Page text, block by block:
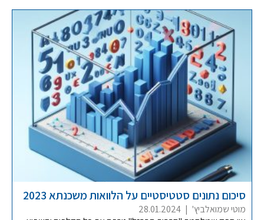
סיכום נתונים סטטיסטיים על הלוואות משכנתא 2023
מוטי שמואלביץ' |
28.01.2024